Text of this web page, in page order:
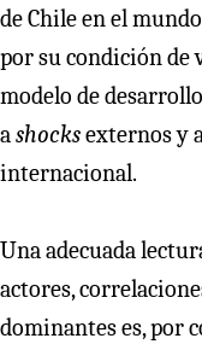
de Chile en el
por su condición de
modelo de
ashocksexternos y
internacional.
Una adecuada
actores,
dominantes es, por